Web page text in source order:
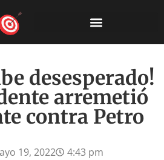
desesperado!
arremetió
contra Petro
19, 2022
4:43 pm